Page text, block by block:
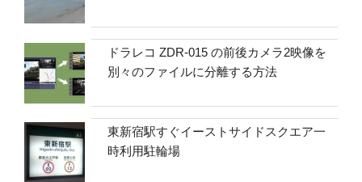
ドラレコ ZDR-015 の前後カメラ2映像を
別々のファイルに分離する方法
東新宿駅すぐイーストサイドスクエア一
時利用駐輪場